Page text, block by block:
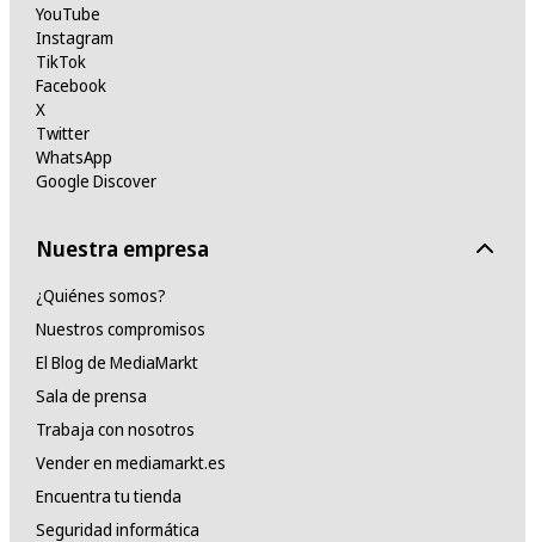
YouTube
Instagram
TikTok
Facebook
X
Twitter
WhatsApp
Google Discover
Nuestra empresa
¿Quiénes somos?
Nuestros compromisos
El Blog de MediaMarkt
Sala de prensa
Trabaja con nosotros
Vender en mediamarkt.es
Encuentra tu tienda
Seguridad informática